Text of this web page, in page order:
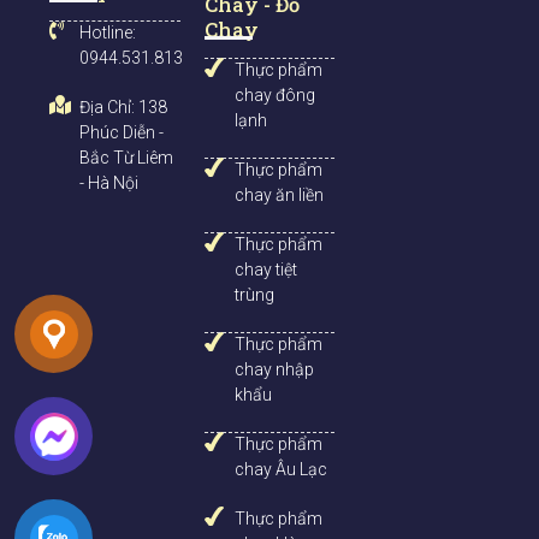
Trên đây là tất cả thông tin về thịt bằm chay âu lạc. Hãy lựa
chọn cho mình những thực phẩm chay phù hợp.
Chayvới tự hào là đơn vị phân phốithực phẩm chay, đồ chay
và các tỉnh thành phía bắ
Xem thêm đồ chay khô Âu Lạc
Bóng cá chay Âu Lạc
Sườn cọng chay Âu Lạc
Sườn non chay 2 Âu Lạc
Hotline:
0944.531.813
Địa Chỉ: 138
Phúc Diễn -
Bắc Từ Liêm
- Hà Nội
Chay
Thực phẩm
chay đông
lạnh
Thực phẩm
chay ăn liền
Thực phẩm
chay tiệt
trùng
Thực phẩm
chay nhập
khẩu
Thực phẩm
chay Âu Lạc
Thực phẩm